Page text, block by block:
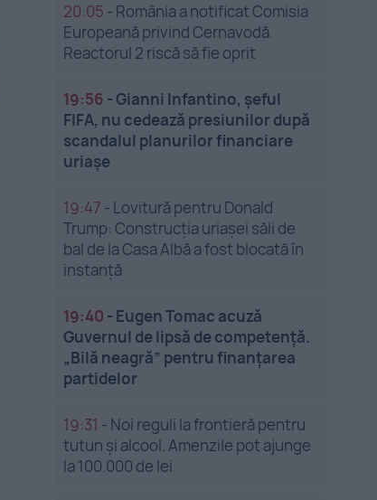
20:05 - România a notificat Comisia
Europeană privind Cernavodă.
Reactorul 2 riscă să fie oprit
19:56 -Gianni Infantino, șeful
FIFA, nu cedează presiunilor după
scandalul planurilor financiare
uriașe
19:47 - Lovitură pentru Donald
Trump: Construcția uriașei săli de
bal de la Casa Albă a fost blocată în
instanță
19:40 - Eugen Tomac acuză
Guvernul de lipsă de competență.
„Bilă neagră” pentru finanțarea
partidelor
19:31 - Noi reguli la frontieră pentru
tutun și alcool. Amenzile pot ajunge
la 100.000 de lei